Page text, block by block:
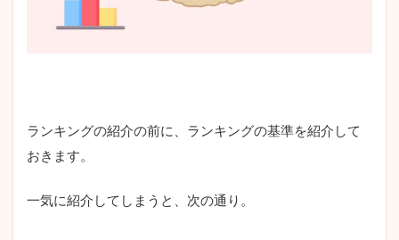
ランキングの紹介の前に、ランキングの基準を紹介して
おきます。
一気に紹介してしまうと、次の通り。